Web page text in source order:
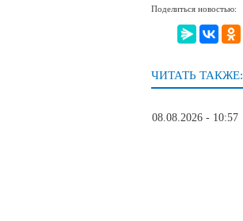
Поделиться новостью:
ЧИТАТЬ ТАКЖЕ:
08.08.2026 - 10:57